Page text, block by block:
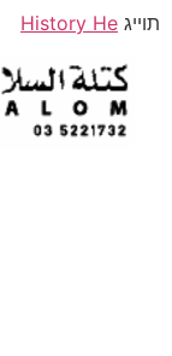
תוייג History He